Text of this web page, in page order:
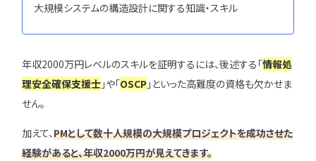
大規模システムの構造設計に関する知識・スキル
年収2000万円レベルのスキルを証明するには、後述する「情報処
理安全確保支援士 」や「OSCP 」といった高難度の資格も欠かせま
せん。
加えて、PMとして数十人規模の大規模プロジェクトを成功させた
経験があると、年収2000万円が見えてきます。